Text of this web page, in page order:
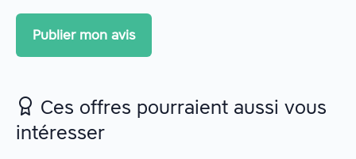
Ces offres pourraient aussi vous
intéresser